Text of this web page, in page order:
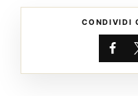
CONDIVIDI